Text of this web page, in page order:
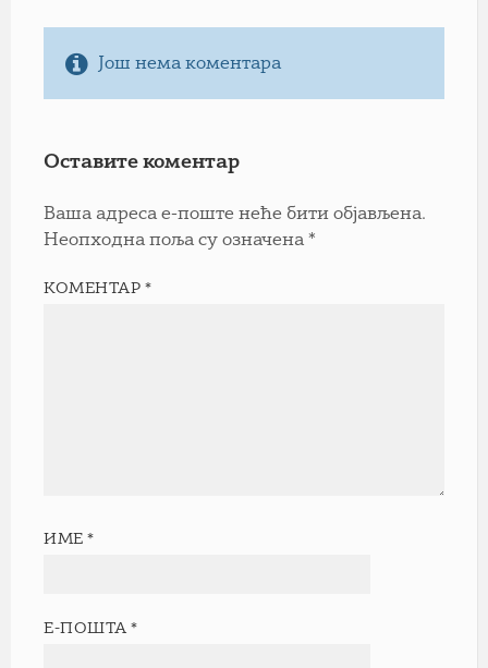
Још нема коментара
Оставите коментар
Ваша адреса е-поште неће бити објављена.
Неопходна поља су означена *
КОМЕНТАР*
ИМЕ*
Е-ПОШТА*